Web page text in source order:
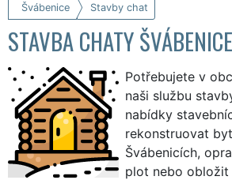
Švábenice Stavby chat
STAVBA CHATY ŠVÁBENICE
Potřebujete v
naši službu
nabídky
rekonstruovat
Švábenicích,
plot nebo obložit